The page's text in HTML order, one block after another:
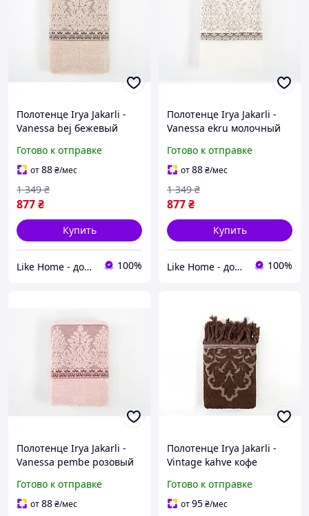
Полотенце Irya Jakarli -
Vanessa bej бежевый
Готово к отправке
от88₴/мес
877₴
1 349 ₴
Купить
Like Home - домашний уют для всей семьи. Будьте как дома 🤗 100%
Полотенце Irya Jakarli -
Vanessa ekru молочный
Готово к отправке
от88₴/мес
877₴
1 349 ₴
Купить
Like Home - домашний уют для всей семьи. Будьте как дома 🤗 100%
Полотенце Irya Jakarli -
Vanessa pembe розовый
Готово к отправке
от88₴/мес
Полотенце Irya Jakarli -
Vintage kahve кофе
Готово к отправке
от95₴/мес